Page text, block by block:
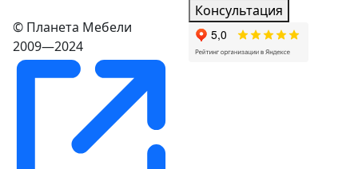
© Планета Мебели
2009—2024
Консультация